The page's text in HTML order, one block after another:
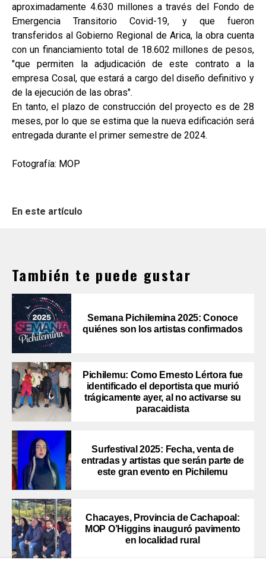
aproximadamente 4.630 millones a través del Fondo de
Emergencia Transitorio Covid-19, y que fueron
transferidos al Gobierno Regional de Arica, la obra cuenta
con un financiamiento total de 18.602 millones de pesos,
"que permiten la adjudicación de este contrato a la
empresa Cosal, que estará a cargo del diseño definitivo y
de la ejecución de las obras".
En tanto, el plazo de construcción del proyecto es de 28
meses, por lo que se estima que la nueva edificación será
entregada durante el primer semestre de 2024.
Fotografía: MOP
En este artículo
También te puede gustar
Semana Pichilemina 2025: Conoce
quiénes son los artistas confirmados
Pichilemu: Como Ernesto Lértora fue
identificado el deportista que murió
trágicamente ayer, al no activarse su
paracaidista
Surfestival 2025: Fecha, venta de
entradas y artistas que serán parte de
este gran evento en Pichilemu
Chacayes, Provincia de Cachapoal:
MOP O’Higgins inauguró pavimento
en localidad rural